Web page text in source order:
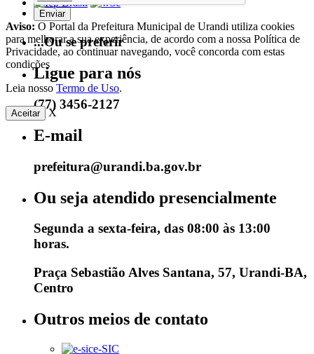
...Ou se preferir
Ligue para nós
(77) 3456-2127
E-mail
prefeitura@urandi.ba.gov.br
Ou seja atendido presencialmente
Segunda a sexta-feira, das 08:00 às 13:00
horas.
Praça Sebastião Alves Santana, 57, Urandi-BA,
Centro
Outros meios de contato
e-SIC
Aviso: O Portal da Prefeitura Municipal de Urandi utiliza cookies
para melhorar a sua experiência, de acordo com a nossa Política de
Privacidade, ao continuar navegando, você concorda com estas
condições
Leia nosso Termo de Uso.
Aceitar X